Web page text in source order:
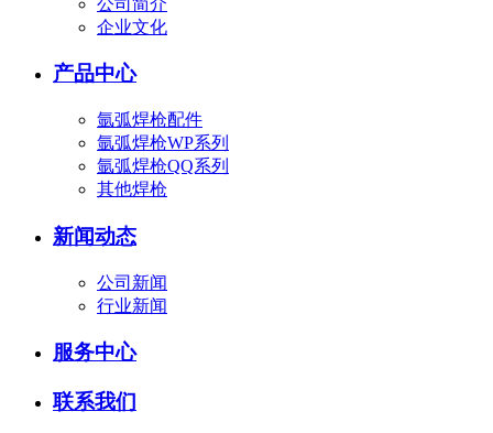
企业文化
产品中心
氩弧焊枪配件
氩弧焊枪WP系列
氩弧焊枪QQ系列
其他焊枪
新闻动态
公司新闻
行业新闻
服务中心
联系我们